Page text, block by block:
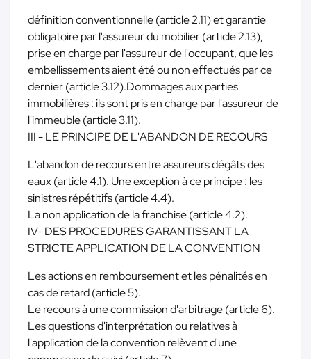
définition conventionnelle (article 2.11) et garantie
obligatoire par l'assureur du mobilier (article 2.13),
prise en charge par l'assureur de l'occupant, que les
embellissements aient été ou non effectués par ce
dernier (article 3.12).Dommages aux parties
immobilières : ils sont pris en charge par l'assureur de
l'immeuble (article 3.11).
III - LE PRINCIPE DE L'ABANDON DE RECOURS
L'abandon de recours entre assureurs dégâts des
eaux (article 4.1). Une exception à ce principe : les
sinistres répétitifs (article 4.4).
La non application de la franchise (article 4.2).
IV- DES PROCEDURES GARANTISSANT LA
STRICTE APPLICATION DE LA CONVENTION
Les actions en remboursement et les pénalités en
cas de retard (article 5).
Le recours à une commission d'arbitrage (article 6).
Les questions d'interprétation ou relatives à
l'application de la convention relèvent d'une